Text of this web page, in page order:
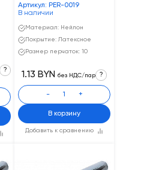
?
Артикул: PER-0019
В наличии
Материал: Нейлон
Покрытие: Латексное
Размер перчаток: 10
Добавить к сравнению
1.13 BYN без НДС/пар ?
- +
В корзину